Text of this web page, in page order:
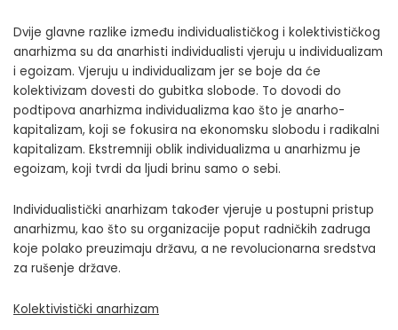
Dvije glavne razlike između individualističkog i kolektivističkog
anarhizma su da anarhisti individualisti vjeruju u individualizam
i egoizam. Vjeruju u individualizam jer se boje da će
kolektivizam dovesti do gubitka slobode. To dovodi do
podtipova anarhizma individualizma kao što je anarho-
kapitalizam, koji se fokusira na ekonomsku slobodu i radikalni
kapitalizam. Ekstremniji oblik individualizma u anarhizmu je
egoizam, koji tvrdi da ljudi brinu samo o sebi.
Individualistički anarhizam također vjeruje u postupni pristup
anarhizmu, kao što su organizacije poput radničkih zadruga
koje polako preuzimaju državu, a ne revolucionarna sredstva
za rušenje države.
Kolektivistički anarhizam